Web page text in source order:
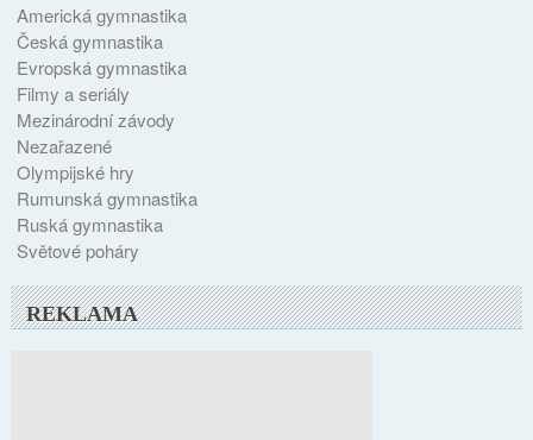
Americká gymnastika
Česká gymnastika
Evropská gymnastika
Filmy a seriály
Mezinárodní závody
Nezařazené
Olympijské hry
Rumunská gymnastika
Ruská gymnastika
Světové poháry
REKLAMA